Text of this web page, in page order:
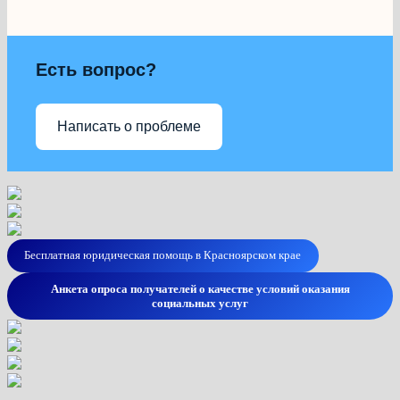
Есть вопрос?
Написать о проблеме
Бесплатная юридическая помощь в Красноярском крае
Анкета опроса получателей о качестве условий оказания
социальных услуг